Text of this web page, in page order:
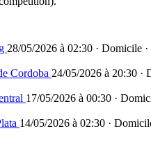
28/05/2026 à 02:30 · Domicile
Cordoba 24/05/2026 à 20:30 ·
17/05/2026 à 00:30 ·
14/05/2026 à 02:30 ·